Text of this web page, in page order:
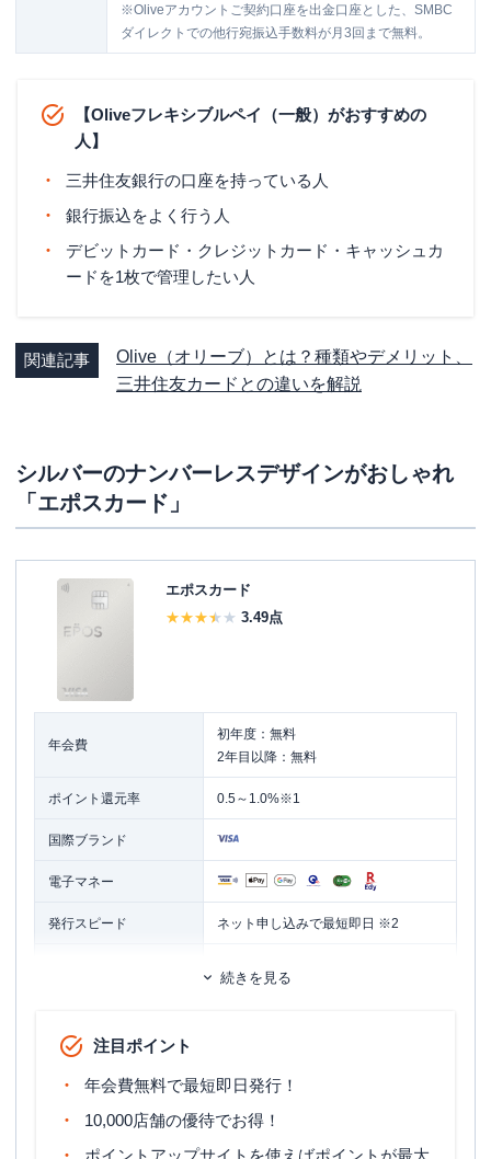
※Oliveアカウントご契約口座を出金口座とした、SMBC
ダイレクトでの他行宛振込手数料が月3回まで無料。
【Oliveフレキシブルペイ（一般）がおすすめの
人】
三井住友銀行の口座を持っている人
銀行振込をよく行う人
デビットカード・クレジットカード・キャッシュカ
ードを1枚で管理したい人
関連記事
Olive（オリーブ）とは？種類やデメリット、
三井住友カードとの違いを解説
シルバーのナンバーレスデザインがおしゃれ
「エポスカード」
エポスカード
3.49点
年会費
初年度：無料
2年目以降：無料
ポイント還元率 0.5～1.0%※1
国際ブランド
電子マネー
発行スピード ネット申し込みで最短即日 ※2
ETCカード年会費
10日～2週間 ※マルイ各店でエポスカ
ードVisaを受取りと同時に申し込みの
続きを見る
注目ポイント
年会費無料で最短即日発行！
10,000店舗の優待でお得！
ポイントアップサイトを使えばポイントが最大